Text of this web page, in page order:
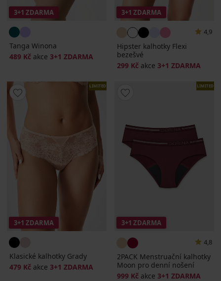
3+1 ZDARMA
Tanga Winona
489 Kč akce 3+1 ZDARMA
3+1 ZDARMA
4,9
Hipster kalhotky Flexi
bezešvé
299 Kč akce 3+1 ZDARMA
LIMITED
3+1 ZDARMA
Klasické kalhotky Grady
479 Kč akce 3+1 ZDARMA
LIMITED
3+1 ZDARMA
4,8
2PACK Menstruační kalhotky
Moon pro denní nošení
999 Kč akce 3+1 ZDARMA